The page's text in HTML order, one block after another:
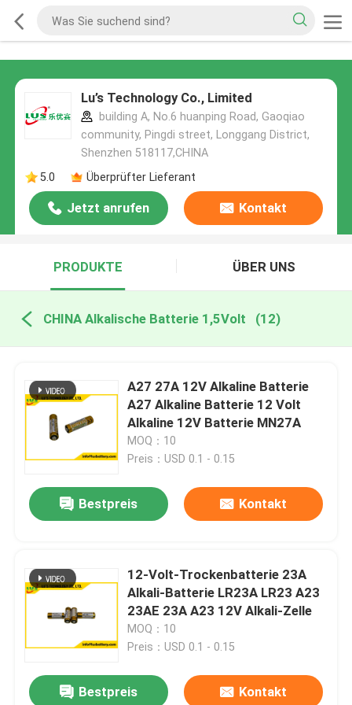
Lu’s Technology Co., Limited
building A, No.6 huanping Road, Gaoqiao
community, Pingdi street, Longgang District,
Shenzhen 518117,CHINA
5.0
Überprüfter Lieferant
Jetzt anrufen Kontakt
PRODUKTE ÜBER UNS
CHINA Alkalische Batterie 1,5Volt (12)
A27 27A 12V Alkaline Batterie
A27 Alkaline Batterie 12 Volt
Alkaline 12V Batterie MN27A
MOQ：10
Preis：USD 0.1 - 0.15
Bestpreis Kontakt
12-Volt-Trockenbatterie 23A
Alkali-Batterie LR23A LR23 A23
23AE 23A A23 12V Alkali-Zelle
MOQ：10
Preis：USD 0.1 - 0.15
Bestpreis Kontakt